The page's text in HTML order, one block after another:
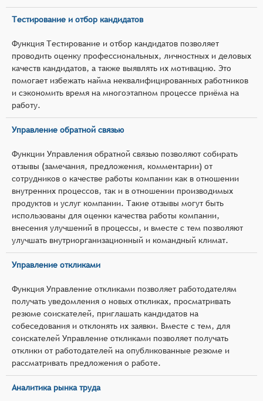
Тестирование и отбор кандидатов
Функция Тестирование и отбор кандидатов позволяет
проводить оценку профессиональных, личностных и деловых
качеств кандидатов, а также выявлять их мотивацию. Это
помогает избежать найма неквалифицированных работников
и сэкономить время на многоэтапном процессе приёма на
работу.
Управление обратной связью
Функции Управления обратной связью позволяют собирать
отзывы (замечания, предложения, комментарии) от
сотрудников о качестве работы компании как в отношении
внутренних процессов, так и в отношении производимых
продуктов и услуг компании. Такие отзывы могут быть
использованы для оценки качества работы компании,
внесения улучшений в процессы, и вместе с тем позволяют
улучшать внутриорганизационный и командный климат.
Управление откликами
Функция Управление откликами позволяет работодателям
получать уведомления о новых откликах, просматривать
резюме соискателей, приглашать кандидатов на
собеседования и отклонять их заявки. Вместе с тем, для
соискателей Управление откликами позволяет получать
отклики от работодателей на опубликованные резюме и
рассматривать предложения о работе.
Аналитика рынка труда